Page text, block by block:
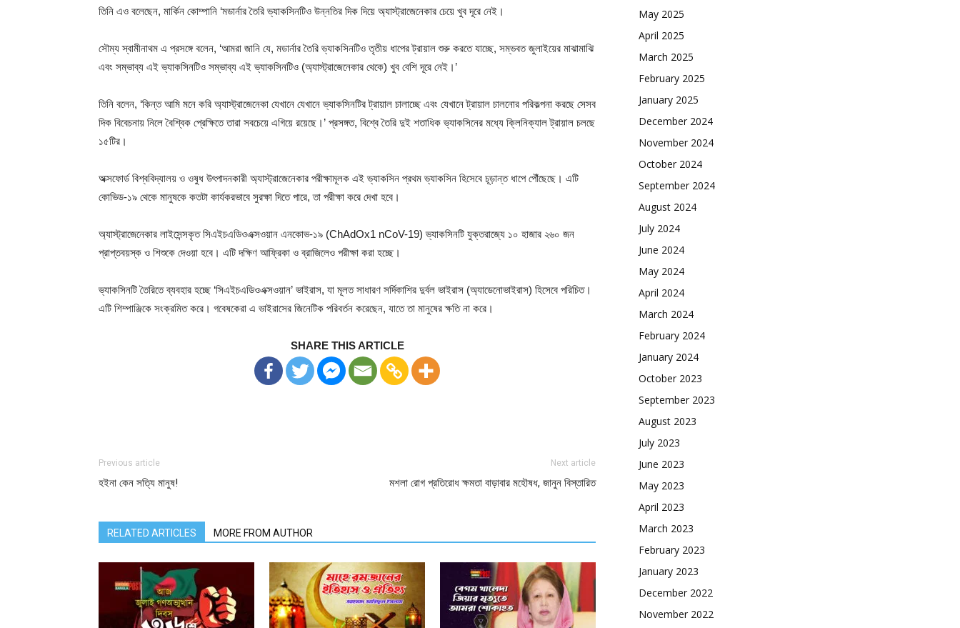
তিনি এও বলেছেন, মার্কিন কোম্পানি ‘মডার্নার তৈরি ভ্যাকসিনটিও উন্নতির দিক দিয়ে অ্যাস্ট্রাজেনেকার চেয়ে খুব দূরে নেই।
সৌম্য স্বামীনাথম এ প্রসঙ্গে বলেন, ‘আমরা জানি যে, মডার্নার তৈরি ভ্যাকসিনটিও তৃতীয় ধাপের ট্রায়াল শুরু করতে যাচ্ছে, সম্ভবত জুলাইয়ের মাঝামাঝি
এবং সম্ভাব্য এই ভ্যাকসিনটিও সম্ভাব্য এই ভ্যাকসিনটিও (অ্যাস্ট্রাজেনেকার থেকে) খুব বেশি দূরে নেই।’
তিনি বলেন, ‘কিন্ত আমি মনে করি অ্যাস্ট্রাজেনেকা যেখানে যেখানে ভ্যাকসিনটির ট্রায়াল চালাচ্ছে এবং যেখানে ট্রায়াল চালনোর পরিকল্পনা করছে সেসব
দিক বিবেচনায় নিলে বৈশ্বিক প্রেক্ষিতে তারা সবচেয়ে এগিয়ে রয়েছে।’ প্রসঙ্গত, বিশ্বে তৈরি দুই শতাধিক ভ্যাকসিনের মধ্যে ক্লিনিক্যাল ট্রায়াল চলছে
১৫টির।
অক্সফোর্ড বিশ্ববিদ্যালয় ও ওষুধ উৎপাদনকারী অ্যাস্ট্রাজেনেকার পরীক্ষামূলক এই ভ্যাকসিন প্রথম ভ্যাকসিন হিসেবে চূড়ান্ত ধাপে পৌঁছেছে। এটি
কোভিড-১৯ থেকে মানুষকে কতটা কার্যকরভাবে সুরক্ষা দিতে পারে, তা পরীক্ষা করে দেখা হবে।
অ্যাস্ট্রাজেনেকার লাইসেন্সকৃত সিএইচএডিওএক্সওয়ান এনকোভ-১৯ (ChAdOx1 nCoV-19) ভ্যাকসিনটি যুক্তরাজ্যে ১০ হাজার ২৬০ জন
প্রাপ্তবয়স্ক ও শিশুকে দেওয়া হবে। এটি দক্ষিণ আফ্রিকা ও ব্রাজিলেও পরীক্ষা করা হচ্ছে।
ভ্যাকসিনটি তৈরিতে ব্যবহার হচ্ছে ‘সিএইচএডিওএক্সওয়ান’ ভাইরাস, যা মূলত সাধারণ সর্দিকাশির দুর্বল ভাইরাস (অ্যাডেনোভাইরাস) হিসেবে পরিচিত।
এটি শিম্পাঞ্জিকে সংক্রমিত করে। গবেষকেরা এ ভাইরাসের জিনেটিক পরিবর্তন করেছেন, যাতে তা মানুষের ক্ষতি না করে।
SHARE THIS ARTICLE
Previous article
হইনা কেন সত্যি মানুষ!
Next article
মশলা রোগ প্রতিরোধ ক্ষমতা বাড়াবার মহৌষধ, জানুন বিস্তারিত
RELATED ARTICLES MORE FROM AUTHOR
May 2025
April 2025
March 2025
February 2025
January 2025
December 2024
November 2024
October 2024
September 2024
August 2024
July 2024
June 2024
May 2024
April 2024
March 2024
February 2024
January 2024
October 2023
September 2023
August 2023
July 2023
June 2023
May 2023
April 2023
March 2023
February 2023
January 2023
December 2022
November 2022